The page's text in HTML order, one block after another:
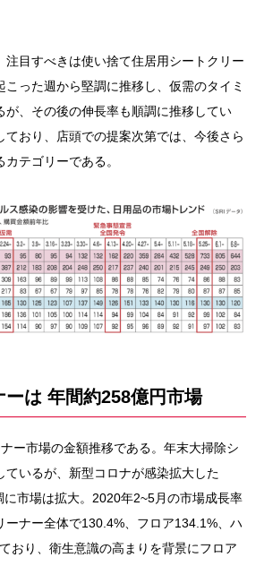
注目すべきは使い捨て住居用シートクリー
った週から堅調に推移し、仮需のタイミ
が、その後の伸長率も順調に推移してい
ており、店頭での提案次第では、今後さら
テゴリーである。
ーは 年間約258億円市場
ー市場の金額推移である。年末大掃除シ
ているが、新型コロナが感染拡大した
市場は拡大。2020年2~5月の市場成長率
ーナー全体で130.4%、フロア134.1%、ハ
おり、衛生意識の高まりを背景にフロア